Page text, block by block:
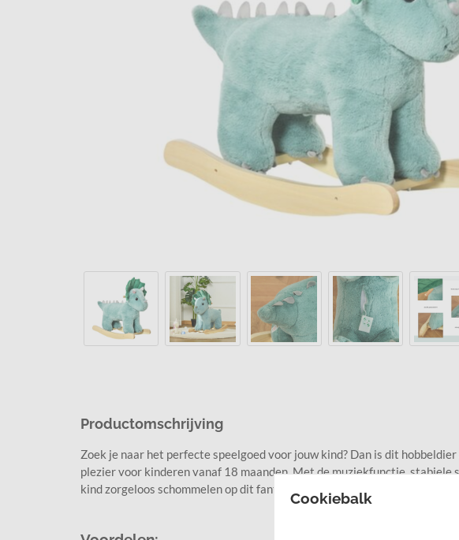
Productomschrijving
Zoek je naar het perfecte speelgoed voor jouw kind? Dan is dit
plezier voor kinderen vanaf 18 maanden. Met de muziekfunctie,
kind zorgeloos schommelen op dit fantastische hobbelpaard. Bestel nu en
Cookiebalk